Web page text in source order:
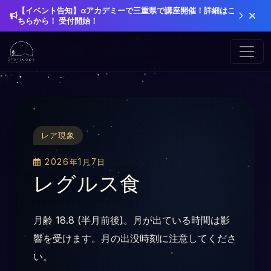
【イベント告知】αアカデミーで三重県で講座開催！詳細はこ
ちらから！ 受付開始！
レア現象
2026年1月7日
レグルス食
月齢 18.8 (半月前後)。月が出ている時間は影
響を受けます。月の出没時刻に注意してくださ
い。